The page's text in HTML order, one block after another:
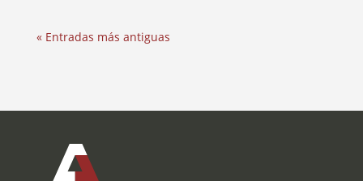
« Entradas más antiguas